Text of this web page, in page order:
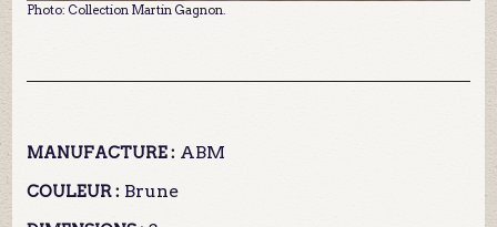
Photo: Collection Martin Gagnon.
MANUFACTURE : ABM
COULEUR : Brune